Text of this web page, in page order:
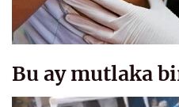
Bu ay mutlaka